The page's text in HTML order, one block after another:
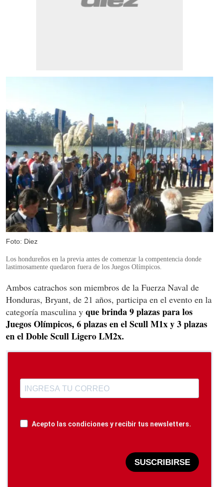
Foto: Diez
Los hondureños en la previa antes de comenzar la compentencia donde
lastimosamente quedaron fuera de los Juegos Olímpicos.
Ambos catrachos son miembros de la Fuerza Naval de
Honduras, Bryant, de 21 años, participa en el evento en la
categoría masculina y que brinda 9 plazas para los
Juegos Olímpicos, 6 plazas en el Scull M1x y 3 plazas
en el Doble Scull Ligero LM2x.
Acepto las condiciones y recibir tus newsletters.
SUSCRIBIRSE